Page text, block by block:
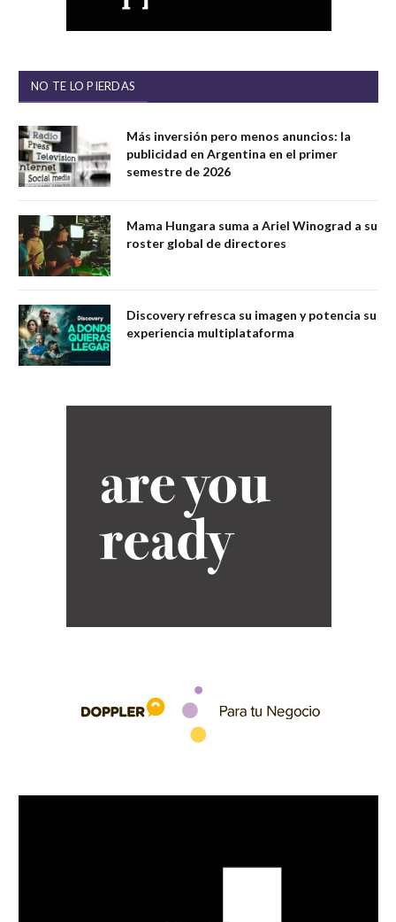
NO TE LO PIERDAS
Más inversión pero menos anuncios: la
publicidad en Argentina en el primer
semestre de 2026
Mama Hungara suma a Ariel Winograd a su
roster global de directores
Discovery refresca su imagen y potencia su
experiencia multiplataforma